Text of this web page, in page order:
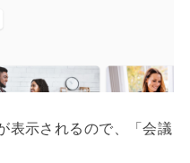
表示されるので、「会議